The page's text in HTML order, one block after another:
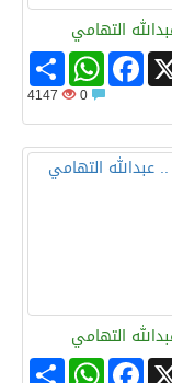
التهامي
Share
WhatsAppFacebook
4147
التهامي
Share
WhatsAppFacebook